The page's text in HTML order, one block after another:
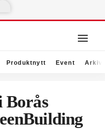
Produktnytt Event Arkiv
Borås